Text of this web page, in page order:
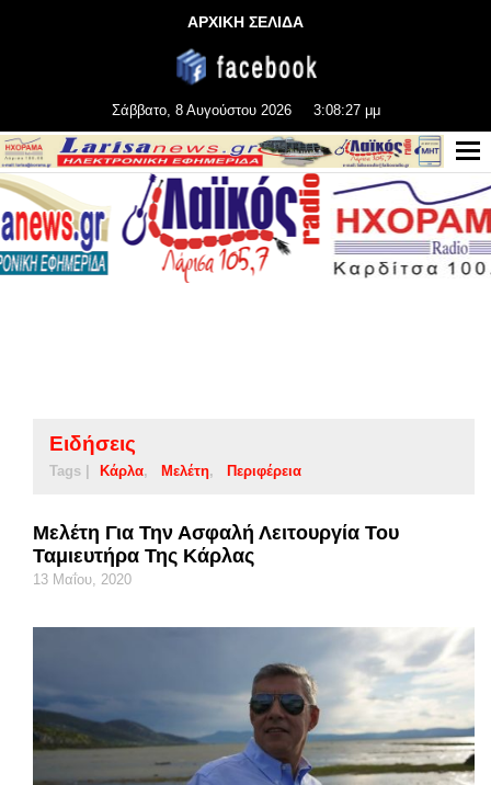
ΑΡΧΙΚΗ ΣΕΛΙΔΑ
Σάββατο, 8 Αυγούστου 2026 3:08:27 μμ
Ειδήσεις
Tags | Κάρλα Μελέτη Περιφέρεια
Μελέτη Για Την Ασφαλή Λειτουργία Του
Ταμιευτήρα Της Κάρλας
13 Μαΐου, 2020